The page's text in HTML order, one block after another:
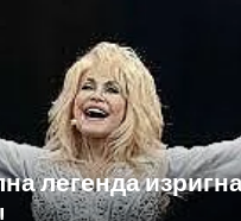
легенда